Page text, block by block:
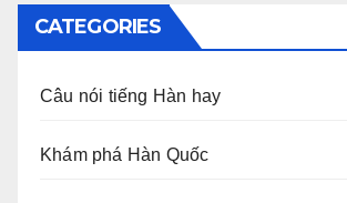
CATEGORIES
Câu nói tiếng Hàn hay
Khám phá Hàn Quốc